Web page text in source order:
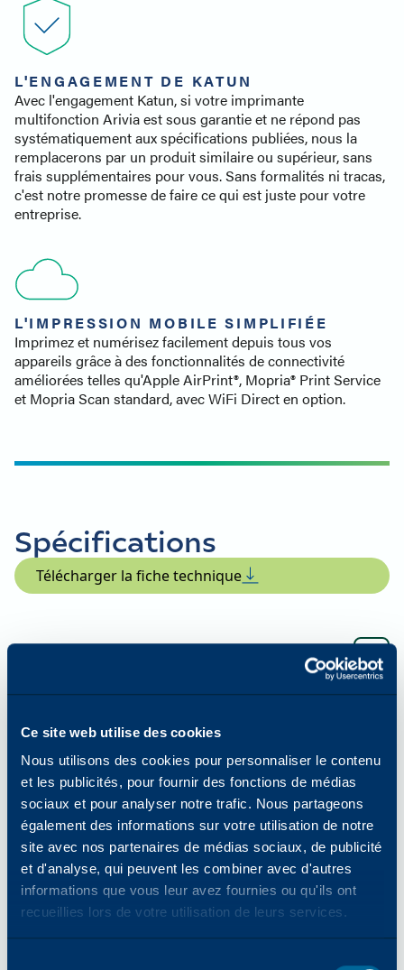
Ce site web utilise des cookies
Nous utilisons des cookies pour personnaliser le contenu
et les publicités, pour fournir des fonctions de médias
sociaux et pour analyser notre trafic. Nous partageons
également des informations sur votre utilisation de notre
site avec nos partenaires de médias sociaux, de publicité
et d'analyse, qui peuvent les combiner avec d'autres
informations que vous leur avez fournies ou qu'ils ont
recueillies lors de votre utilisation de leurs services.
L'ENGAGEMENT DE KATUN
Avec l'engagement Katun, si votre imprimante
multifonction Arivia est sous garantie et ne répond pas
systématiquement aux spécifications publiées, nous la
remplacerons par un produit similaire ou supérieur, sans
frais supplémentaires pour vous. Sans formalités ni tracas,
c'est notre promesse de faire ce qui est juste pour votre
entreprise.
L'IMPRESSION MOBILE SIMPLIFIÉE
Imprimez et numérisez facilement depuis tous vos
appareils grâce à des fonctionnalités de connectivité
améliorées telles qu'Apple AirPrint®, Mopria® Print Service
et Mopria Scan standard, avec WiFi Direct en option.
Spécifications
Télécharger la fiche technique
1200 × 1200 dpi
Capacité papier standard (Std/Max)
520/5190
Formats et grammages du papier